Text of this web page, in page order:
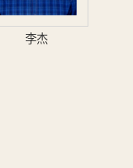
李杰